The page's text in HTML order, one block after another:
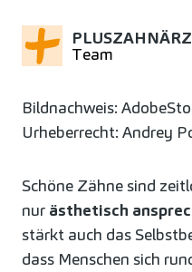
Team
Bildnachweis:
Urheberrecht: Andrey
Schöne Zähne sind
nur ästhetisch
stärkt auch das
dass Menschen sich